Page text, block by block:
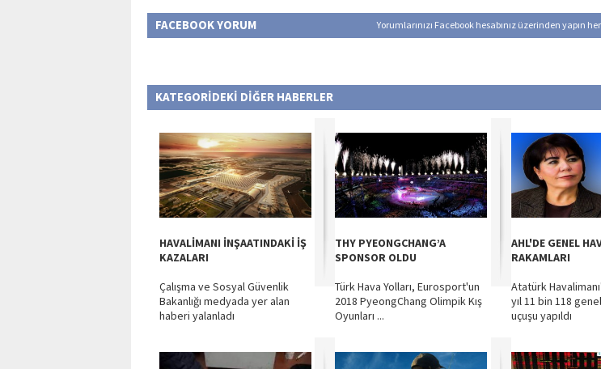
FACEBOOK YORUM Yorumlarınızı Facebook hesabınız üzerinden yapın
KATEGORİDEKİ DİĞER HABERLER
HAVALİMANI İNŞAATINDAKİ İŞ
KAZALARI
Çalışma ve Sosyal Güvenlik
Bakanlığı medyada yer alan
haberi yalanladı
THY PYEONGCHANG’A
SPONSOR OLDU
Türk Hava Yolları, Eurosport'un
2018 PyeongChang Olimpik Kış
Oyunları ...
AHL'DE GENEL
RAKAMLARI
Atatürk
yıl 11 bin 118
uçuşu yapıldı